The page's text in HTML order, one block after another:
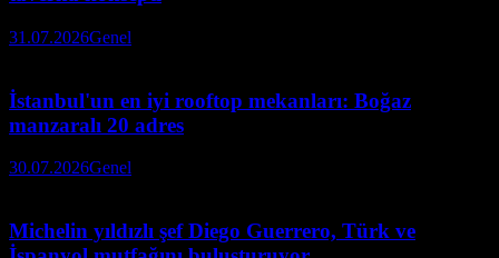
31.07.2026Genel
İstanbul'un en iyi rooftop mekanları: Boğaz
manzaralı 20 adres
30.07.2026Genel
Michelin yıldızlı şef Diego Guerrero, Türk ve